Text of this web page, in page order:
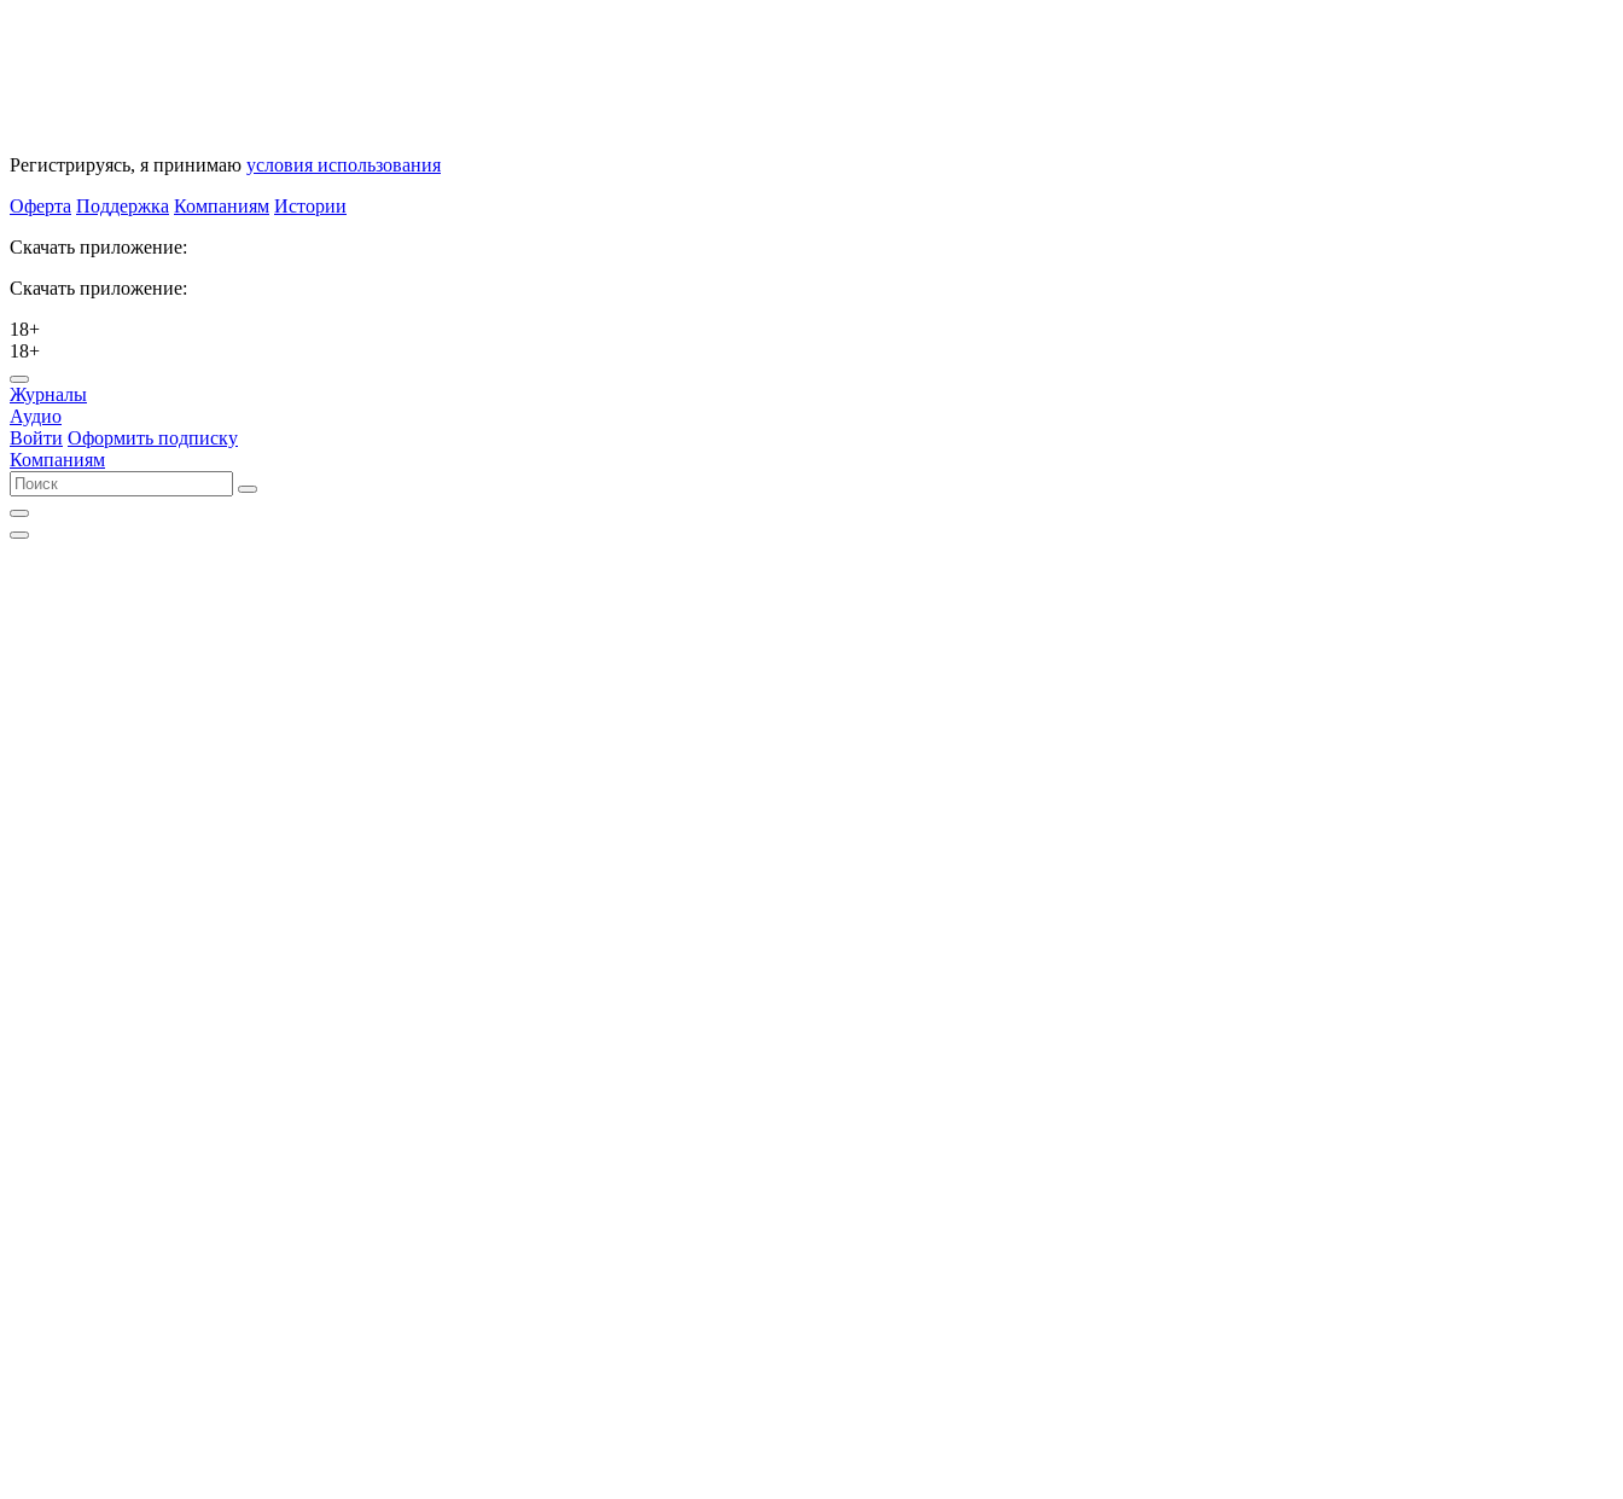
Регистрируясь, я принимаю условия использования
Оферта Поддержка Компаниям Истории
Скачать приложение:
Скачать приложение:
18+
18+
Журналы
Аудио
Войти Оформить подписку
Компаниям